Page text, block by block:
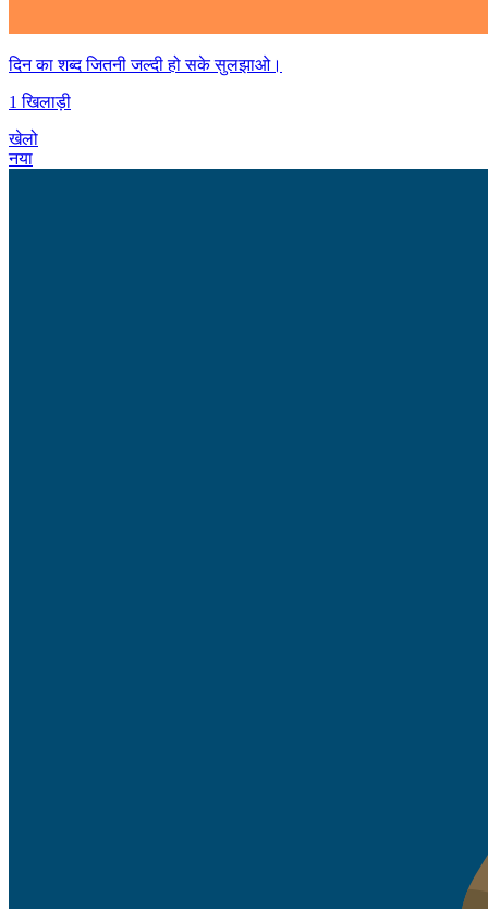
दिन का शब्द जितनी जल्दी हो सके सुलझाओ।
1 खिलाड़ी
खेलो
नया